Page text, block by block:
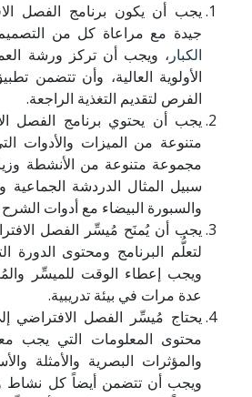
يجب أن يكون برنامج الفصل
جيدة مع مراعاة كل من التصميم
الكبار ، ويجب أن تركز ورشة
الأولوية العالية، وأن تتضمن
الفرص لتقديم التغذية الراجعة.
يجب أن يحتوي برنامج الفصل
متنوعة من الميزات والأدوات
مجموعة متنوعة من الأنشطة
سبيل المثال الدردشة الجماعية
والسبورة البيضاء مع أدوات
يجب أن يُمنَح مُيسِّر الفصل
لتعلُّم البرنامج ومحتوى الدورة
ويجب إعطاء الوقت للميسِّر
عدة مرات في بيئة تدريبية.
يحتاج مُيسِّر الفصل
محتوى المعلومات التي يجب
والمؤثرات البصرية والأمثلة
ويجب أن تتضمن أيضاً كل نشاط